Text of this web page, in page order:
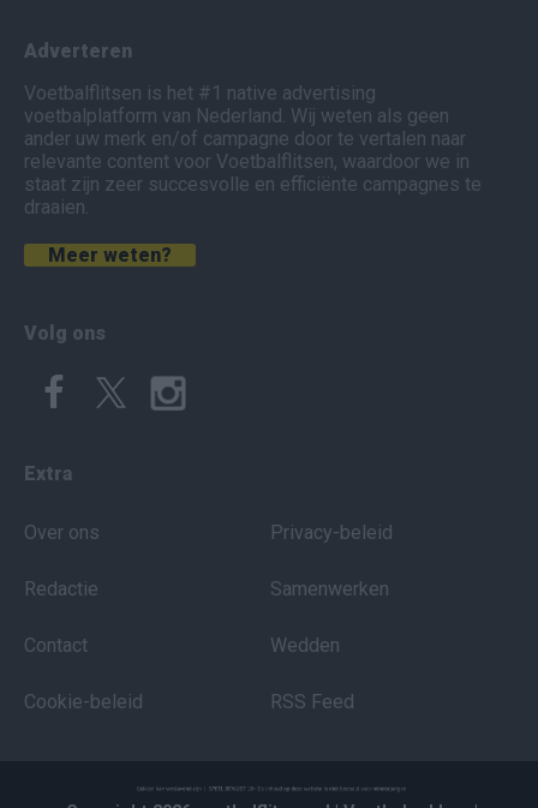
Adverteren
Voetbalflitsen is het #1 native advertising
voetbalplatform van Nederland. Wij weten als geen
ander uw merk en/of campagne door te vertalen naar
relevante content voor Voetbalflitsen, waardoor we in
staat zijn zeer succesvolle en efficiënte campagnes te
draaien.
Meer weten?
Volg ons
Extra
Over ons
Redactie
Contact
Cookie-beleid
Privacy-beleid
Samenwerken
Wedden
RSS Feed